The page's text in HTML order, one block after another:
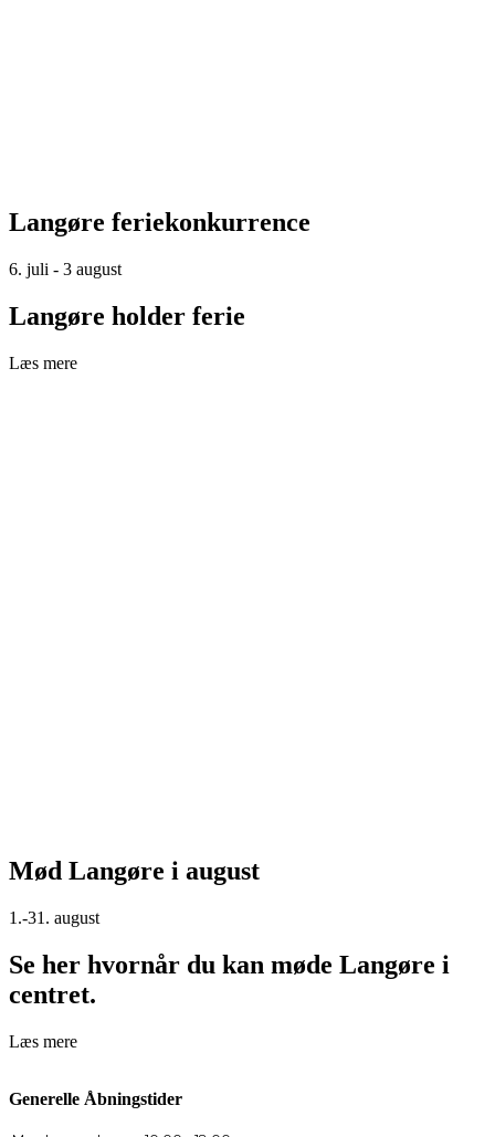
Langøre feriekonkurrence
6. juli - 3 august
Langøre holder ferie
Læs mere
Mød Langøre i august
1.-31. august
Se her hvornår du kan møde Langøre i
centret.
Læs mere
Generelle Åbningstider